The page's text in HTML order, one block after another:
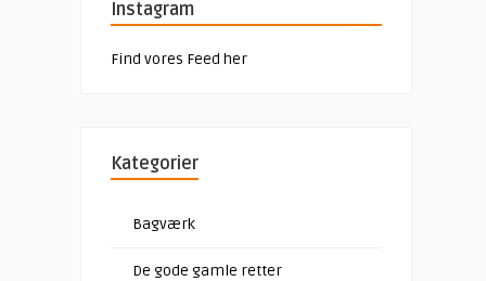
Instagram
Find vores Feed her
Kategorier
Bagværk
De gode gamle retter